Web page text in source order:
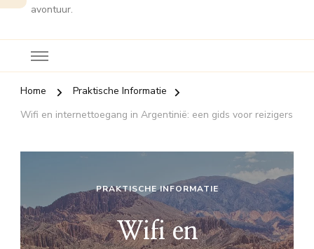
avontuur.
Home
Praktische Informatie
Wifi en internettoegang in Argentinië: een gids voor reizigers
PRAKTISCHE INFORMATIE
Wifi en